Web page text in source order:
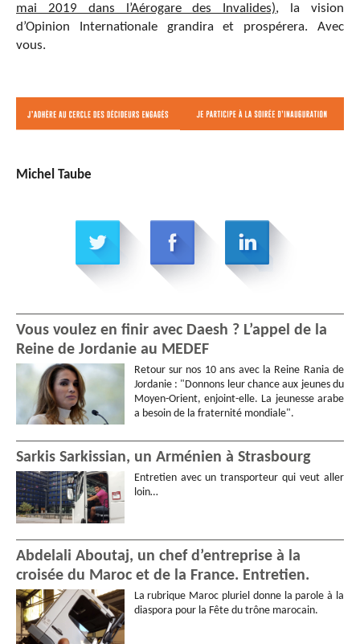
mai 2019 dans l’Aérogare des Invalides), la vision
d’Opinion Internationale grandira et prospérera. Avec
vous.
Michel Taube
Vous voulez en finir avec Daesh ? L’appel de la
Reine de Jordanie au MEDEF
Retour sur nos 10 ans avec la Reine Rania de
Jordanie : "Donnons leur chance aux jeunes du
Moyen-Orient, enjoint-elle. La jeunesse arabe
a besoin de la fraternité mondiale".
Sarkis Sarkissian, un Arménien à Strasbourg
Entretien avec un transporteur qui veut aller
loin…
Abdelali Aboutaj, un chef d’entreprise à la
croisée du Maroc et de la France. Entretien.
La rubrique Maroc pluriel donne la parole à la
diaspora pour la Fête du trône marocain.